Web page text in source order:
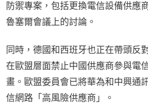
防禦專案，包括更換電信設備供應
魯塞爾會議上的討論。
同時，德國和西班牙也正在帶頭反
在歐盟層面禁止中國供應商參與電
畫。歐盟委員會已將華為和中興通
信網路「高風險供應商」。